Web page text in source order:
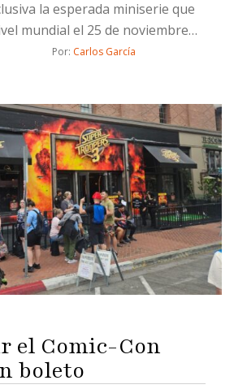
la esperada miniserie que
mundial el 25 de noviembre
Por: Carlos García
el Comic-Con
boleto